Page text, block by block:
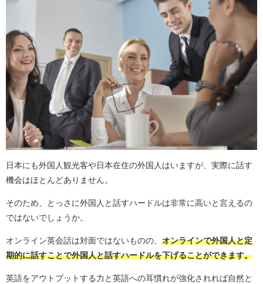
日本にも外国人観光客や日本在住の外国人はいますが、実際に話す
機会はほとんどありません。
そのため、とっさに外国人と話すハードルは非常に高いと言えるの
ではないでしょうか。
オンライン英会話は対面ではないものの、 オンラインで外国人と定
期的に話すことで外国人と話すハードルを下げることができます。
英語をアウトプットする力と英語への耳慣れが強化されれば自然と